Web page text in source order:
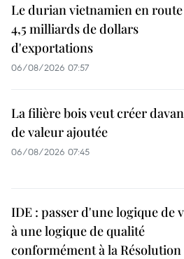
Le durian vietnamien en
4,5 milliards de dollars
d'exportations
06/08/2026 07:57
La filière bois veut créer
de valeur ajoutée
06/08/2026 07:45
IDE : passer d'une logique de
à une logique de qualité
conformément à la Résolution